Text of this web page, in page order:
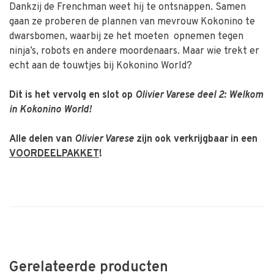
Dankzij de ­Frenchman weet hij te ontsnappen. Samen
gaan ze proberen de plannen van mevrouw ­Kokonino te
dwarsbomen, waarbij ze het ­moeten ­ opnemen tegen
ninja’s, robots en ­andere moordenaars. Maar wie trekt er
echt aan de touwtjes bij ­Kokonino World?
Dit is het vervolg en slot op Olivier Varese deel 2: Welkom
in Kokonino World!
Alle delen van Olivier Varese zijn ook verkrijgbaar in een
VOORDEELPAKKET!
Gerelateerde producten